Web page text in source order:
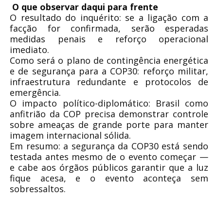
O que observar daqui para frente
O resultado do inquérito: se a ligação com a
facção for confirmada, serão esperadas
medidas penais e reforço operacional
imediato.
Como será o plano de contingência energética
e de segurança para a COP30: reforço militar,
infraestrutura redundante e protocolos de
emergência.
O impacto político-diplomático: Brasil como
anfitrião da COP precisa demonstrar controle
sobre ameaças de grande porte para manter
imagem internacional sólida.
Em resumo: a segurança da COP30 está sendo
testada antes mesmo de o evento começar —
e cabe aos órgãos públicos garantir que a luz
fique acesa, e o evento aconteça sem
sobressaltos.